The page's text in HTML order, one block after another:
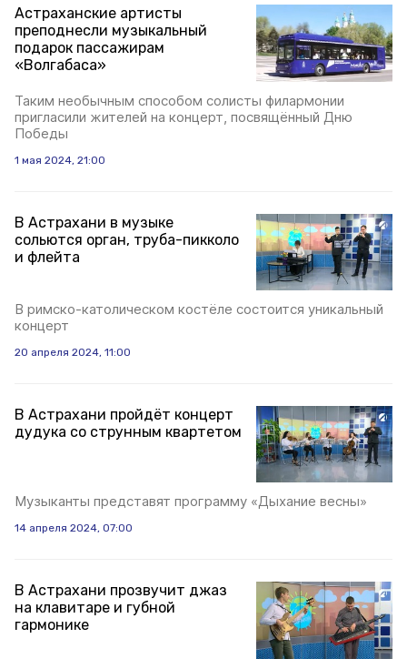
Астраханские артисты
преподнесли музыкальный
подарок пассажирам
«Волгабаса»
Таким необычным способом солисты филармонии
пригласили жителей на концерт, посвящённый Дню
Победы
1 мая 2024, 21:00
В Астрахани в музыке
сольются орган, труба-пикколо
и флейта
В римско-католическом костёле состоится уникальный
концерт
20 апреля 2024, 11:00
В Астрахани пройдёт концерт
дудука со струнным квартетом
Музыканты представят программу «Дыхание весны»
14 апреля 2024, 07:00
В Астрахани прозвучит джаз
на клавитаре и губной
гармонике